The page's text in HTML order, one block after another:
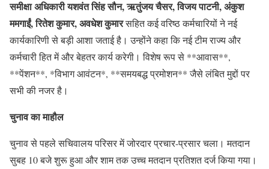
समीक्षा अधिकारी यशवंत सिंह सौन, ऋतुंजय चैसर, विजय पाटनी, अंकुश
ममगाईं, रितेश कुमार, अवधेश कुमारसहित कई वरिष्ठ कर्मचारियों ने नई
कार्यकारिणी से बड़ी आशा जताई है। उन्होंने कहा कि नई टीम राज्य और
कर्मचारी हित में और बेहतर कार्य करेगी। विशेष रूप से **आवास**,
**पेंशन**, *विभाग आवंटन*, **समयबद्ध प्रमोशन** जैसे लंबित मुद्दों पर
सभी की नजर है।
चुनाव का माहौल
चुनाव से पहले सचिवालय परिसर में जोरदार प्रचार-प्रसार चला। मतदान
सुबह 10 बजे शुरू हुआ और शाम तक उच्च मतदान प्रतिशत दर्ज किया गया।